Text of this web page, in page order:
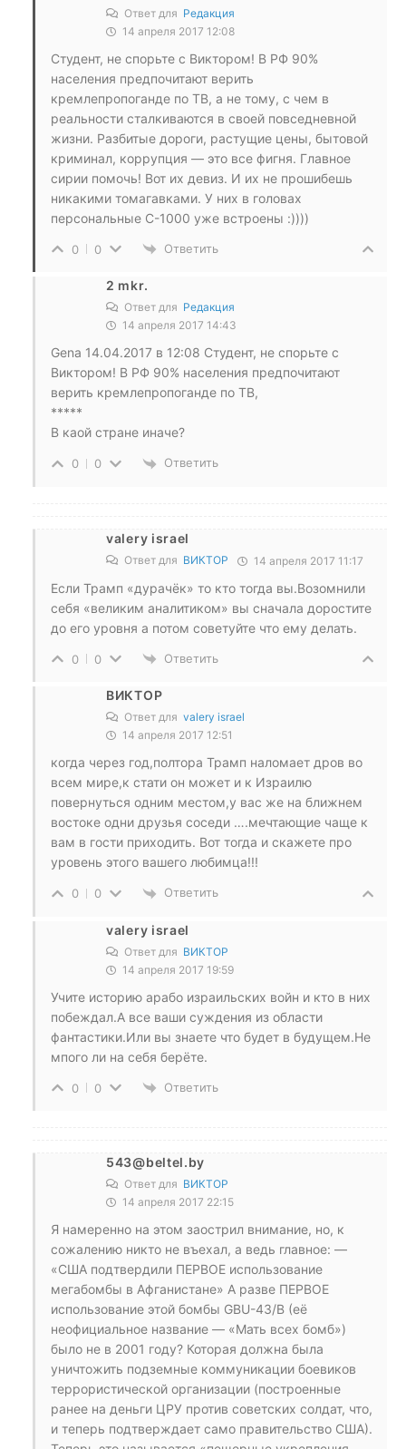
Ответ для Редакция
14 апреля 2017 12:08
Студент, не спорьте с Виктором! В РФ 90%
населения предпочитают верить
кремлепропоганде по ТВ, а не тому, с чем в
реальности сталкиваются в своей повседневной
жизни. Разбитые дороги, растущие цены, бытовой
криминал, коррупция — это все фигня. Главное
сирии помочь! Вот их девиз. И их не прошибешь
никакими томагавками. У них в головах
персональные С-1000 уже встроены :))))
0 0 Ответить
2 mkr.
Ответ для Редакция
14 апреля 2017 14:43
Gena 14.04.2017 в 12:08 Студент, не спорьте с
Виктором! В РФ 90% населения предпочитают
верить кремлепропоганде по ТВ,
*****
В каой стране иначе?
0 0 Ответить
valery israel
Ответ для ВИКТОР 14 апреля 2017 11:17
Если Трамп «дурачёк» то кто тогда вы.Возомнили
себя «великим аналитиком» вы сначала доростите
до его уровня а потом советуйте что ему делать.
0 0 Ответить
ВИКТОР
Ответ для valery israel
14 апреля 2017 12:51
когда через год,полтора Трамп наломает дров во
всем мире,к стати он может и к Израилю
повернуться одним местом,у вас же на ближнем
востоке одни друзья соседи ….мечтающие чаще к
вам в гости приходить. Вот тогда и скажете про
уровень этого вашего любимца!!!
0 0 Ответить
valery israel
Ответ для ВИКТОР
14 апреля 2017 19:59
Учите историю арабо израильских войн и кто в них
побеждал.А все ваши суждения из области
фантастики.Или вы знаете что будет в будущем.Не
мпого ли на себя берёте.
0 0 Ответить
543@beltel.by
Ответ для ВИКТОР
14 апреля 2017 22:15
Я намеренно на этом заострил внимание, но, к
сожалению никто не въехал, а ведь главное: —
«США подтвердили ПЕРВОЕ использование
мегабомбы в Афганистане» А разве ПЕРВОЕ
использование этой бомбы GBU-43/B (её
неофициальное название — «Мать всех бомб»)
было не в 2001 году? Которая должна была
уничтожить подземные коммуникации боевиков
террористической организации (построенные
ранее на деньги ЦРУ против советских солдат, что,
и теперь подтверждает само правительство США).